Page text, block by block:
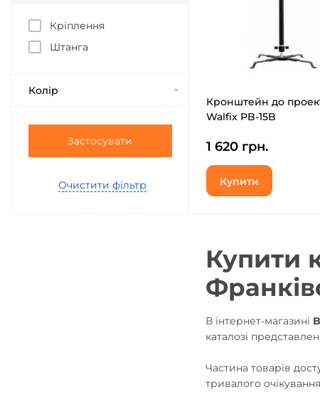
Кріплення
Штанга
Колір
Застосувати
Очистити фільтр
Кронштейн до
Walfix PB-15B
1 620 грн.
Купити
Купити
В інтернет-магазині
каталозі
Частина товарів
тривалого